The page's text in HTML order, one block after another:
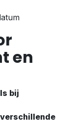
en
bij